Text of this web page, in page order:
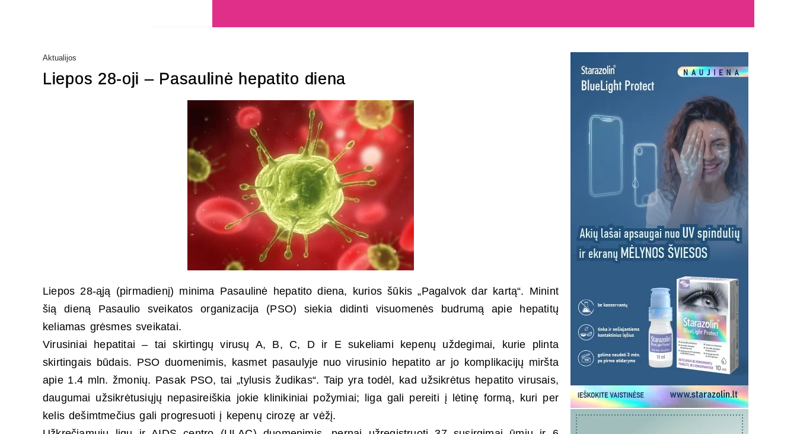
Aktualijos
Liepos 28-oji – Pasaulinė hepatito diena
Liepos 28-ąją (pirmadienį) minima Pasaulinė hepatito diena, kurios šūkis „Pagalvok dar kartą“. Minint
šią dieną Pasaulio sveikatos organizacija (PSO) siekia didinti visuomenės budrumą apie hepatitų
keliamas grėsmes sveikatai.
Virusiniai hepatitai – tai skirtingų virusų A, B, C, D ir E sukeliami kepenų uždegimai, kurie plinta
skirtingais būdais. PSO duomenimis, kasmet pasaulyje nuo virusinio hepatito ar jo komplikacijų miršta
apie 1.4 mln. žmonių. Pasak PSO, tai „tylusis žudikas“. Taip yra todėl, kad užsikrėtus hepatito virusais,
daugumai užsikrėtusiųjų nepasireiškia jokie klinikiniai požymiai; liga gali pereiti į lėtinę formą, kuri per
kelis dešimtmečius gali progresuoti į kepenų cirozę ar vėžį.